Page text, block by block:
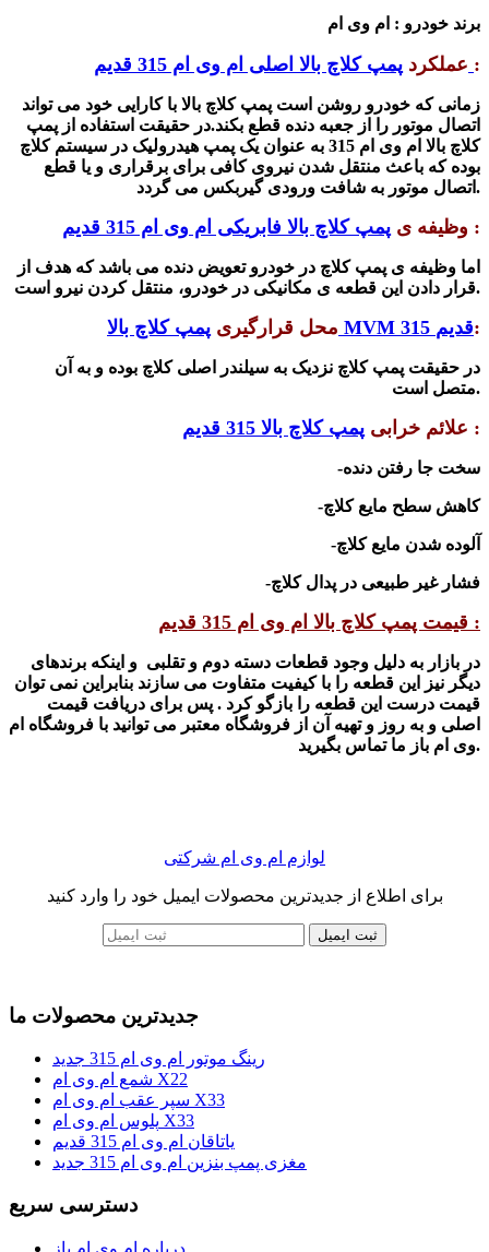
برند خودرو : ام وی ام
عملکرد :
زمانی که خودرو روشن است پمپ کلاچ بالا با کارایی خود می تواند
اتصال موتور را از جعبه دنده قطع بکند.در حقیقت استفاده از پمپ
کلاچ بالا ام وی ام 315 به عنوان یک پمپ هیدرولیک در سیستم کلاچ
بوده که باعث منتقل شدن نیروی کافی برای برقراری و یا قطع
اتصال موتور به شافت ورودی گیربکس می گردد.
وظیفه ی پمپ کلاچ بالا فابریکی ام وی ام 315 قدیم :
اما وظیفه ی پمپ کلاچ در خودرو تعویض دنده می باشد که هدف از
قرار دادن این قطعه ی مکانیکی در خودرو، منتقل کردن نیرو است.
محل قرارگیری پمپ کلاچ بالا MVM 315 قدیم:
در حقیقت پمپ کلاچ نزدیک به سیلندر اصلی کلاچ بوده و به آن
متصل است.
علائم خرابی پمپ کلاچ بالا 315 قدیم :
-سخت جا رفتن دنده
-کاهش سطح مایع کلاچ
-آلوده شدن مایع کلاچ
-فشار غیر طبیعی در پدال کلاچ
قیمت پمپ کلاچ بالا ام وی ام 315 قدیم :
در بازار به دلیل وجود قطعات دسته دوم و تقلبی و اینکه برندهای
دیگر نیز این قطعه را با کیفیت متفاوت می سازند بنابراین نمی توان
قیمت درست این قطعه را بازگو کرد . پس برای دریافت قیمت
اصلی و به روز و تهیه آن از فروشگاه معتبر می توانید با فروشگاه ام
وی ام بازما تماس بگیرید.
لوازم ام وی ام شرکتی
برای اطلاع از جدیدترین محصولات ایمیل خود را وارد کنید
ثبت ایمیل
جدیدترین محصولات ما
رینگ موتور ام وی ام 315 جدید
شمع ام وی ام X22
سپر عقب ام وی ام X33
پلوس ام وی ام X33
یاتاقان ام وی ام 315 قدیم
مغزی پمپ بنزین ام وی ام 315 جدید
دسترسی سریع
درباره ام وی ام باز